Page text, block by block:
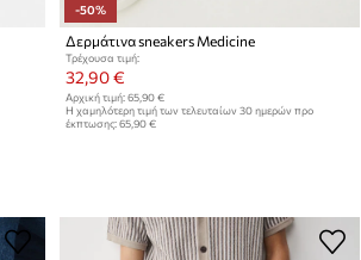
-50%
Δερμάτινα sneakers Medicine
Τρέχουσα τιμή:
32,90 €
Αρχική τιμή: 65,90 €
Η χαμηλότερη τιμή των τελευταίων 30 ημερών προ
έκπτωσης: 65,90 €